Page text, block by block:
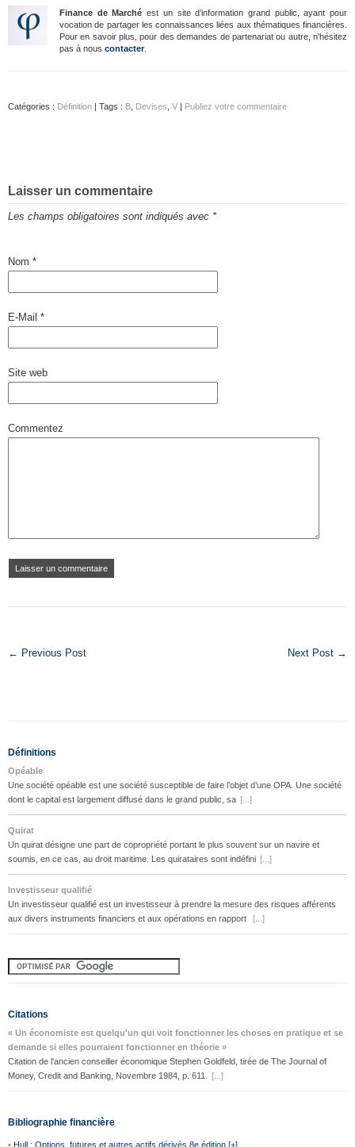
Finance de Marché est un site d’information grand public, ayant pour
vocation de partager les connaissances liées aux thématiques financières.
Pour en savoir plus, pour des demandes de partenariat ou autre, n'hésitez
pas à nous contacter.
Catégories : Définition | Tags : B Devises V | Publiez votre commentaire
Laisser un commentaire
Les champs obligatoires sont indiqués avec *
Nom *
E-Mail *
Site web
Commentez
← Previous Post Next Post →
Définitions
Opéable
Une société opéable est une société susceptible de faire l’objet d’une OPA. Une société
dont le capital est largement diffusé dans le grand public, sa [...]
Quirat
Un quirat désigne une part de copropriété portant le plus souvent sur un navire et
soumis, en ce cas, au droit maritime. Les quirataires sont indéfini [...]
Investisseur qualifié
Un investisseur qualifié est un investisseur à prendre la mesure des risques afférents
aux divers instruments financiers et aux opérations en rapport
[...]
Citations
« Un économiste est quelqu'un qui voit fonctionner les choses en pratique et se
demande si elles pourraient fonctionner en théorie »
Citation de l'ancien conseiller économique Stephen Goldfeld, tirée de The Journal of
Money, Credit and Banking, Novembre 1984, p. 611.
[...]
Bibliographie financière
• Hull : Options, futures et autres actifs dérivés 8e édition [+]